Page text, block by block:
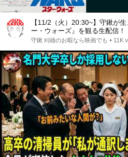
【11/2（火）20:30~】守鍬が
ー・ウォーズ』を観る生配信！
守鍬 刈雄のお暇なら映画でも • 11K